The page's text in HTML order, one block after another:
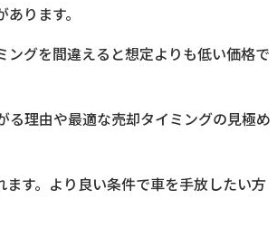
ります。
グを間違えると想定よりも低い価格で
理由や最適な売却タイミングの見極め
す。より良い条件で車を手放したい方